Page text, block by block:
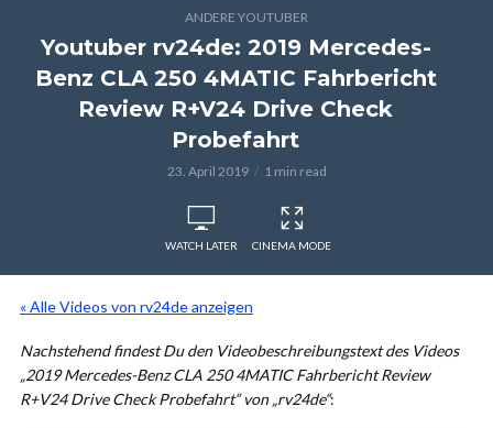
ANDERE YOUTUBER
Youtuber rv24de: 2019 Mercedes-
Benz CLA 250 4MATIC Fahrbericht
Review R+V24 Drive Check
Probefahrt
23. April 2019 1 min read
WATCH LATER CINEMA MODE
« Alle Videos von rv24de anzeigen
Nachstehend findest Du den Videobeschreibungstext des Videos
„2019 Mercedes-Benz CLA 250 4MATIC Fahrbericht Review
R+V24 Drive Check Probefahrt“ von „rv24de“: